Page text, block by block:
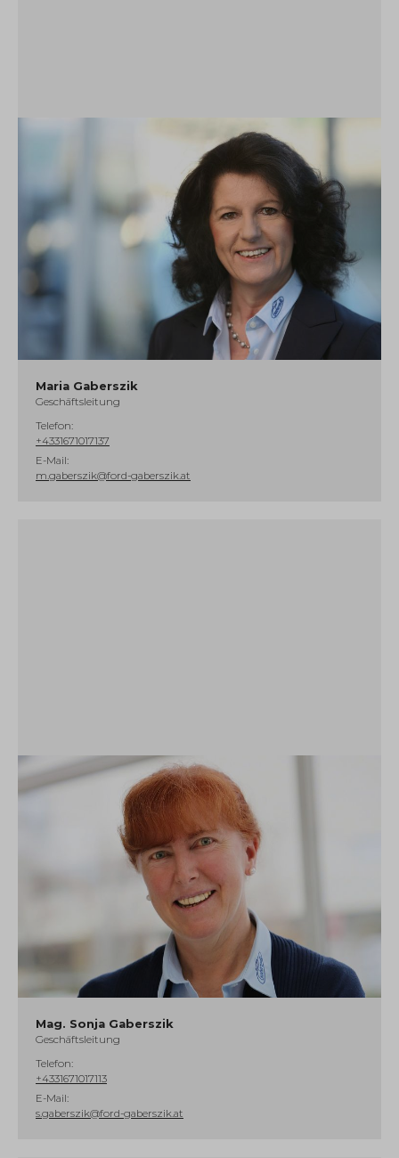
Maria Gaberszik
Geschäftsleitung
Telefon:
+4331671017137
E-Mail:
m.gaberszik@ford-gaberszik.at
Mag. Sonja Gaberszik
Geschäftsleitung
Telefon:
+4331671017113
E-Mail:
s.gaberszik@ford-gaberszik.at